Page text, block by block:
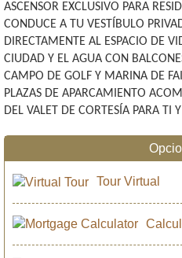
ASCENSOR EXCLUSIVO PARA
CONDUCE A TU VESTÍBULO
DIRECTAMENTE AL ESPACIO DE
CIUDAD Y EL AGUA CON
CAMPO DE GOLF Y MARINA DE
PLAZAS DE APARCAMIENTO
DEL VALET DE CORTESÍA PARA TI
Tour Virtual